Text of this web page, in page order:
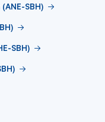
SBH)
SBH)